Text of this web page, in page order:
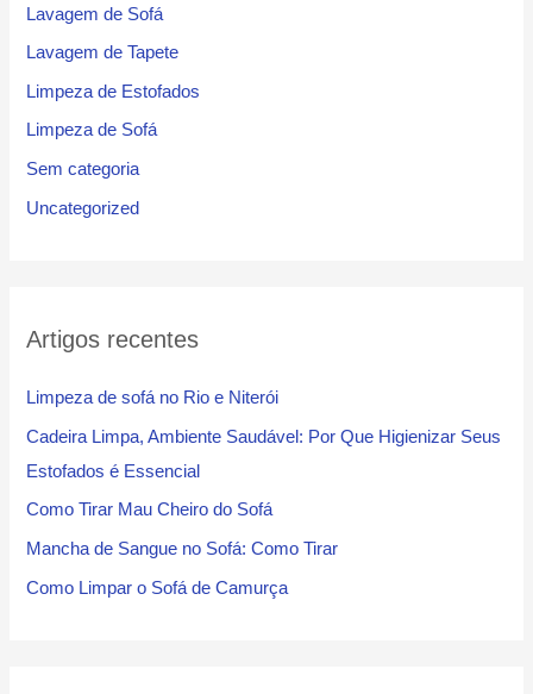
Lavagem de Sofá
Lavagem de Tapete
Limpeza de Estofados
Limpeza de Sofá
Sem categoria
Uncategorized
Artigos recentes
Limpeza de sofá no Rio e Niterói
Cadeira Limpa, Ambiente Saudável: Por Que Higienizar Seus
Estofados é Essencial
Como Tirar Mau Cheiro do Sofá
Mancha de Sangue no Sofá: Como Tirar
Como Limpar o Sofá de Camurça